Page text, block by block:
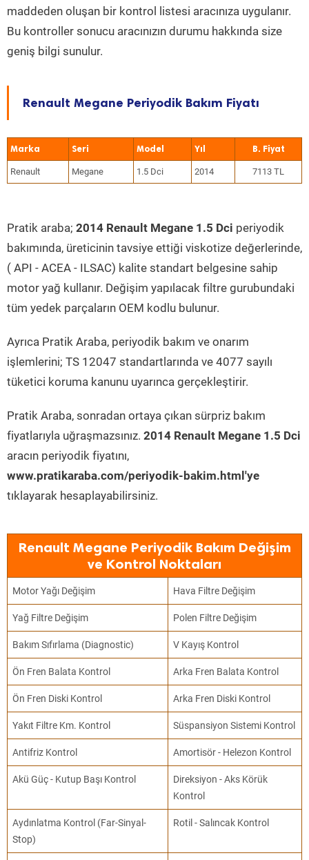
maddeden oluşan bir kontrol listesi aracınıza uygulanır.
Bu kontroller sonucu aracınızın durumu hakkında size
geniş bilgi sunulur.
Renault Megane Periyodik Bakım Fiyatı
Marka Seri Model Yıl
Renault Megane 1.5 Dci 2014 7113 TL
Pratik araba; 2014 Renault Megane 1.5 Dci periyodik
bakımında, üreticinin tavsiye ettiği viskotize değerlerinde,
( API - ACEA - ILSAC) kalite standart belgesine sahip
motor yağ kullanır. Değişim yapılacak filtre gurubundaki
tüm yedek parçaların OEM kodlu bulunur.
Ayrıca Pratik Araba, periyodik bakım ve onarım
işlemlerini; TS 12047 standartlarında ve 4077 sayılı
tüketici koruma kanunu uyarınca gerçekleştirir.
Pratik Araba, sonradan ortaya çıkan sürpriz bakım
fiyatlarıyla uğraşmazsınız. 2014 Renault Megane 1.5 Dci
aracın periyodik fiyatını,
www.pratikaraba.com/periyodik-bakim.html'ye
tıklayarak hesaplayabilirsiniz.
Renault Megane Periyodik Bakım Değişim
ve Kontrol Noktaları
Motor Yağı Değişim Hava Filtre Değişim
Yağ Filtre Değişim Polen Filtre Değişim
Bakım Sıfırlama (Diagnostic) V Kayış Kontrol
Ön Fren Balata Kontrol Arka Fren Balata Kontrol
Ön Fren Diski Kontrol Arka Fren Diski Kontrol
Yakıt Filtre Km. Kontrol Süspansiyon Sistemi Kontrol
Antifriz Kontrol Amortisör - Helezon Kontrol
Akü Güç - Kutup Başı Kontrol
Direksiyon - Aks Körük
Kontrol
Aydınlatma Kontrol (Far-Sinyal-
Stop)
Rotil - Salıncak Kontrol